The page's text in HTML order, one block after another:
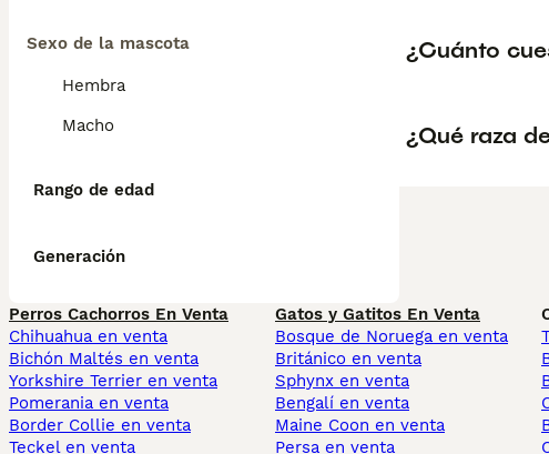
Sexo de la mascota
Hembra
Macho
Rango de edad
Generación
¿Cuánto
¿Qué raza
Perros Cachorros En Venta
Chihuahua en venta
Bichón Maltés en venta
Yorkshire Terrier en venta
Pomerania en venta
Border Collie en venta
Teckel en venta
Gatos y Gatitos En Venta
Bosque de Noruega en venta
Británico en venta
Sphynx en venta
Bengalí en venta
Maine Coon en venta
Persa en venta